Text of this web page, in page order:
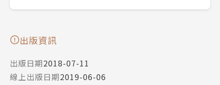
出版資訊
出版日期2018-07-11
線上出版日期2019-06-06